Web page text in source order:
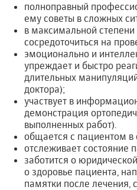
полноправный
ему советы в сложных
в максимальной
сосредоточиться на
эмоционально и
упреждает и быстро
длительных
доктора);
участвует в
демонстрация
выполненных работ).
общается с пациентом в
отслеживает состояние
заботится о
о здоровье пациента,
памятки после лечения,